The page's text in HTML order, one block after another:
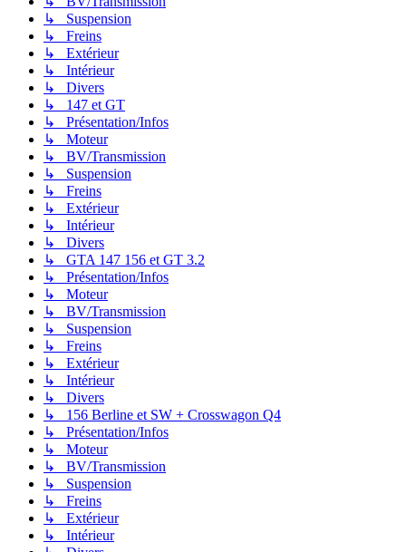
↳ Suspension
↳ Freins
↳ Extérieur
↳ Intérieur
↳ Divers
↳ 147 et GT
↳ Présentation/Infos
↳ Moteur
↳ BV/Transmission
↳ Suspension
↳ Freins
↳ Extérieur
↳ Intérieur
↳ Divers
↳ GTA 147 156 et GT 3.2
↳ Présentation/Infos
↳ Moteur
↳ BV/Transmission
↳ Suspension
↳ Freins
↳ Extérieur
↳ Intérieur
↳ Divers
↳ 156 Berline et SW + Crosswagon Q4
↳ Présentation/Infos
↳ Moteur
↳ BV/Transmission
↳ Suspension
↳ Freins
↳ Extérieur
↳ Intérieur